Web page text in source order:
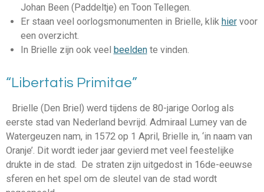
Johan Been (Paddeltje) en Toon Tellegen.
Er staan veel oorlogsmonumenten in Brielle, klik hiervoor
een overzicht.
In Brielle zijn ook veel beeldente vinden.
“Libertatis Primitae”
Brielle (Den Briel) werd tijdens de 80-jarige Oorlog als
eerste stad van Nederland bevrijd. Admiraal Lumey van de
Watergeuzen nam, in 1572 op 1 April, Brielle in, ‘in naam van
Oranje’. Dit wordt ieder jaar gevierd met veel feestelijke
drukte in de stad. De straten zijn uitgedost in 16de-eeuwse
sferen en het spel om de sleutel van de stad wordt